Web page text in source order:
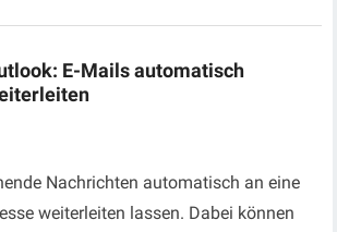
E-Mails automatisch
Nachrichten automatisch an eine
weiterleiten lassen. Dabei können